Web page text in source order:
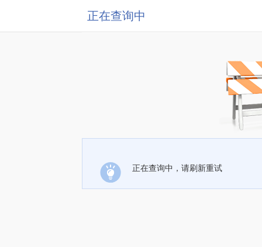
正在查询中
正在查询中，请刷新重试